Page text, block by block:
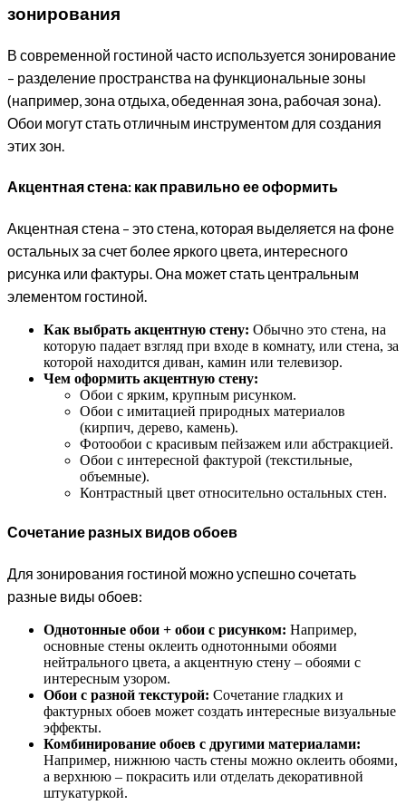
зонирования
В современной гостиной часто используется зонирование
– разделение пространства на функциональные зоны
(например, зона отдыха, обеденная зона, рабочая зона).
Обои могут стать отличным инструментом для создания
этих зон.
Акцентная стена: как правильно ее оформить
Акцентная стена – это стена, которая выделяется на фоне
остальных за счет более яркого цвета, интересного
рисунка или фактуры. Она может стать центральным
элементом гостиной.
Как выбрать акцентную стену: Обычно это стена, на
которую падает взгляд при входе в комнату, или стена, за
которой находится диван, камин или телевизор.
Чем оформить акцентную стену:
Обои с ярким, крупным рисунком.
Обои с имитацией природных материалов
(кирпич, дерево, камень).
Фотообои с красивым пейзажем или абстракцией.
Обои с интересной фактурой (текстильные,
объемные).
Контрастный цвет относительно остальных стен.
Сочетание разных видов обоев
Для зонирования гостиной можно успешно сочетать
разные виды обоев:
Однотонные обои + обои с рисунком: Например,
основные стены оклеить однотонными обоями
нейтрального цвета, а акцентную стену – обоями с
интересным узором.
Обои с разной текстурой: Сочетание гладких и
фактурных обоев может создать интересные визуальные
эффекты.
Комбинирование обоев с другими материалами:
Например, нижнюю часть стены можно оклеить обоями,
а верхнюю – покрасить или отделать декоративной
штукатуркой.